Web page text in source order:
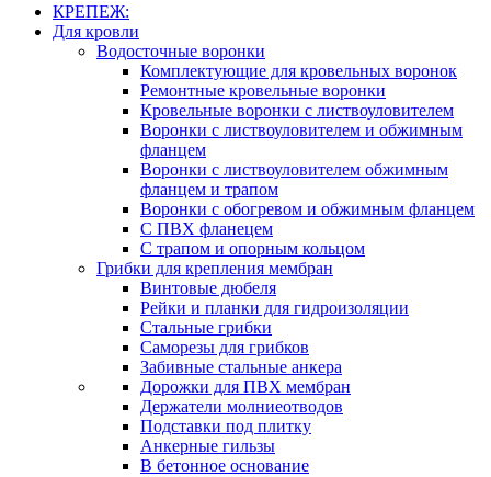
КРЕПЕЖ:
Для кровли
Водосточные воронки
Комплектующие для кровельных воронок
Ремонтные кровельные воронки
Кровельные воронки с листвоуловителем
Воронки с листвоуловителем и обжимным
фланцем
Воронки с листвоуловителем обжимным
фланцем и трапом
Воронки с обогревом и обжимным фланцем
С ПВХ фланецем
С трапом и опорным кольцом
Грибки для крепления мембран
Винтовые дюбеля
Рейки и планки для гидроизоляции
Стальные грибки
Саморезы для грибков
Забивные стальные анкера
Дорожки для ПВХ мембран
Держатели молниеотводов
Подставки под плитку
Анкерные гильзы
В бетонное основание